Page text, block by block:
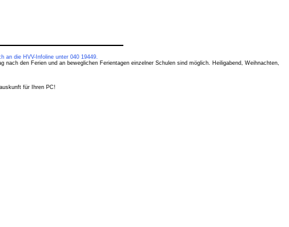
an die HVV-Infoline unter 040 19449.
den Ferien und an beweglichen Ferientagen einzelner Schulen sind möglich. Heiligabend, Weihnachten,
für Ihren PC!